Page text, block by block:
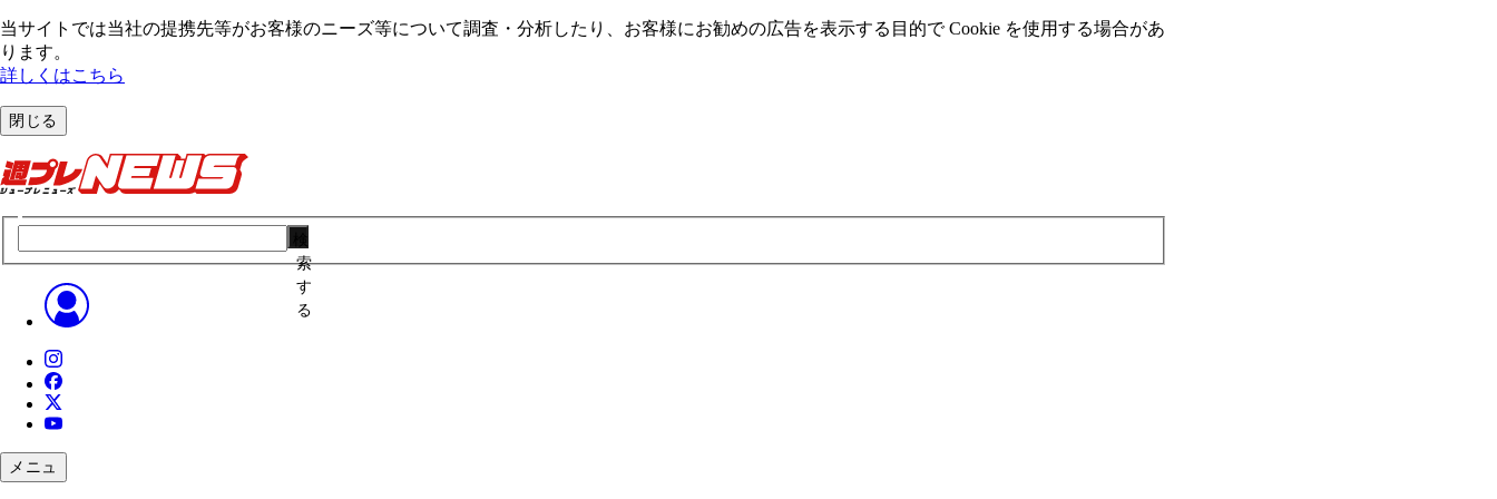
当サイトでは当社の提携先等がお客様のニーズ等について調査・分析したり、お客様にお勧めの広告を表⽰する⽬的で Cookie を使⽤する場合があ
ります。
詳しくはこちら
閉じる
索
す
る
メニュ